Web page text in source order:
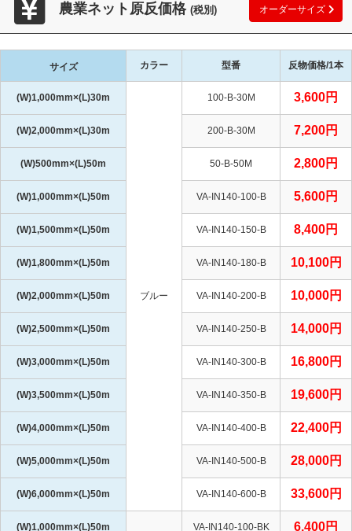
農業ネット原反価格 (税別) オーダーサイズ
サイズ カラー 型番 反物価格/1本
(W)1,000mm×(L)30m
ブルー
100-B-30M 3,600円
(W)2,000mm×(L)30m 200-B-30M 7,200円
(W)500mm×(L)50m 50-B-50M 2,800円
(W)1,000mm×(L)50m VA-IN140-100-B 5,600円
(W)1,500mm×(L)50m VA-IN140-150-B 8,400円
(W)1,800mm×(L)50m VA-IN140-180-B 10,100円
(W)2,000mm×(L)50m VA-IN140-200-B 10,000円
(W)2,500mm×(L)50m VA-IN140-250-B 14,000円
(W)3,000mm×(L)50m VA-IN140-300-B 16,800円
(W)3,500mm×(L)50m VA-IN140-350-B 19,600円
(W)4,000mm×(L)50m VA-IN140-400-B 22,400円
(W)5,000mm×(L)50m VA-IN140-500-B 28,000円
(W)6,000mm×(L)50m VA-IN140-600-B 33,600円
(W)1,000mm×(L)50m VA-IN140-100-BK 6,400円